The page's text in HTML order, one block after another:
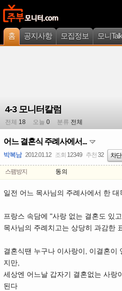
홈 공지사항 모집정보 모니Talk
4-3 모니터칼럼
전체 18 오늘 0 분류 전체
어느 결혼식 주례사에서...
박복남 2012.01.12 조회 12349 추천 32 차
스팸방지 동의
일전 어느 목사님의 주례사에서 한
프랑스 속담에 "사랑 없는 결혼도 있
목사님의 주례치고는 상당히 과감한
결혼식땐 누구나 이사랑이, 이결혼이
지만,
세상엔 어느날 갑자기 결혼없는 사랑
된다